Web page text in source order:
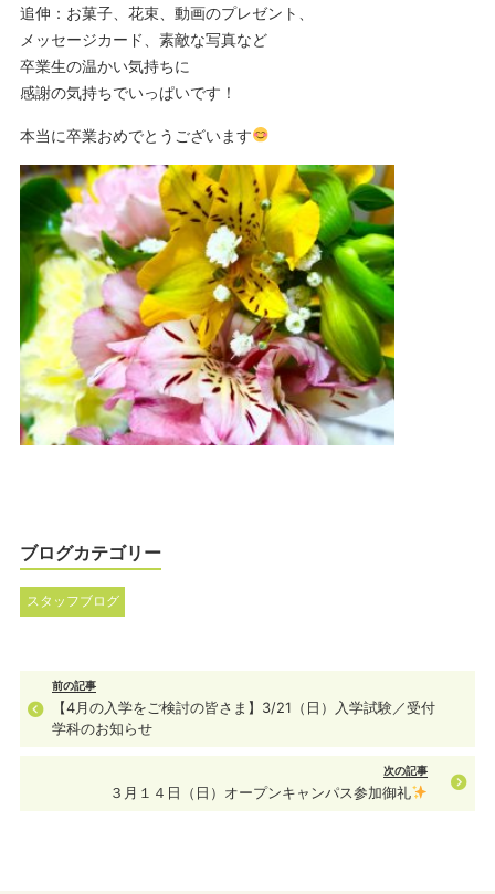
追伸：お菓子、花束、動画のプレゼント、
メッセージカード、素敵な写真など
卒業生の温かい気持ちに
感謝の気持ちでいっぱいです！
本当に卒業おめでとうございます
ブログカテゴリー
スタッフブログ
前の記事
【4月の入学をご検討の皆さま】3/21（日）入学試験／受付
学科のお知らせ
次の記事
３月１４日（日）オープンキャンパス参加御礼